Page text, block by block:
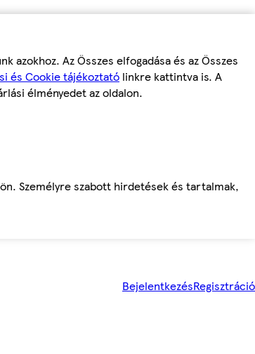
azokhoz. Az Összes elfogadása és az Összes
és Cookie tájékoztató linkre kattintva is. A
élményedet az oldalon.
Személyre szabott hirdetések és tartalmak,
BejelentkezésRegisztráció